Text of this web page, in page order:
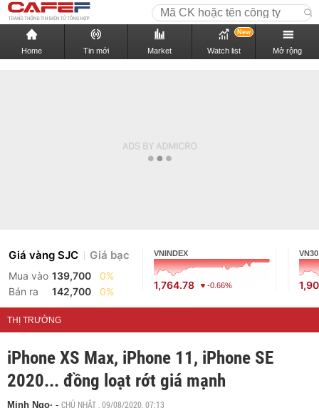
Home Tin mới Market Watch list
New
Mở rộng
Giá vàng SJC Giá bạc
Mua vào 139,700
0%
Bán ra
142,700 0%
VNINDEX
1,764.78 -0.66%
VN30
THỊ TRƯỜNG
iPhone XS Max, iPhone 11, iPhone SE
2020... đồng loạt rớt giá mạnh
Minh Ngo· - CHỦ NHẬT , 09/08/2020, 07:13